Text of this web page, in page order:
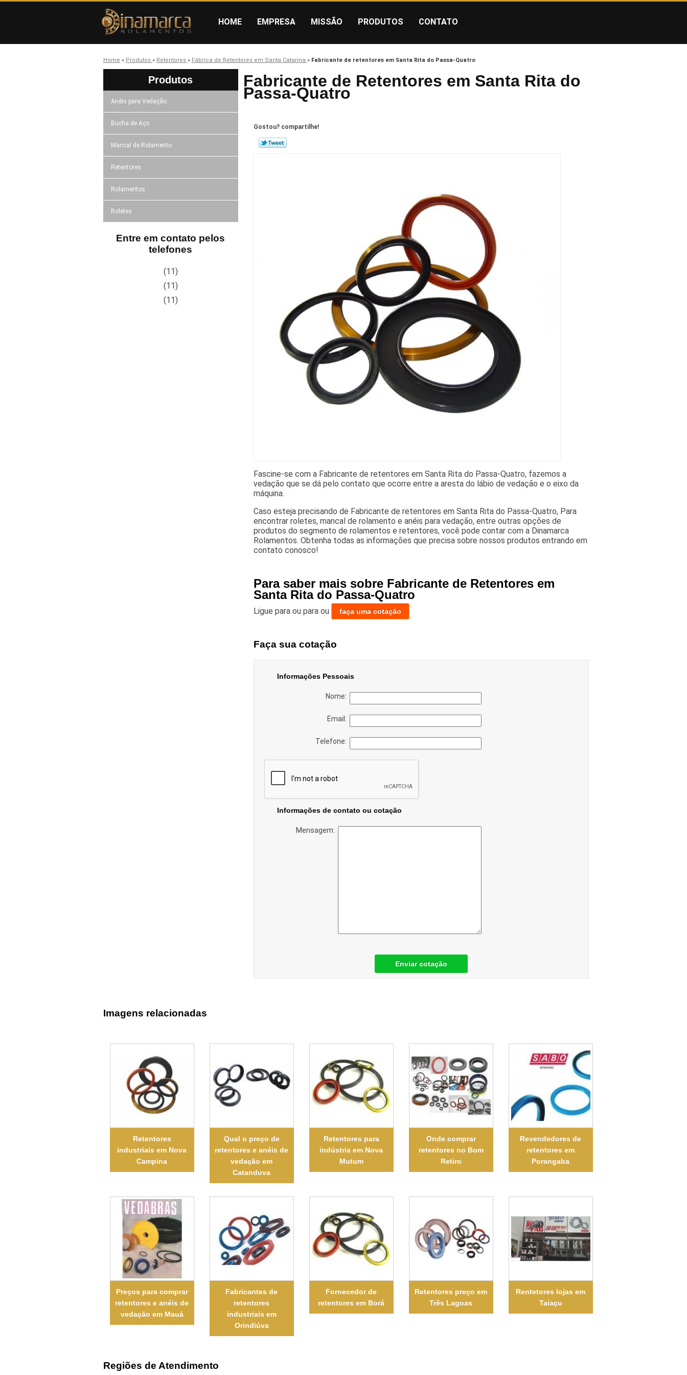
HOME EMPRESA MISSÃO PRODUTOS CONTATO
Home » Produtos » Retentores » Fábrica de Retentores em Santa Catarina » Fabricante de retentores em Santa Rita do Passa-Quatro
Produtos
Anéis para Vedação
Bucha de Aço
Mancal de Rolamento
Retentores
Rolamentos
Roletes
Entre em contato pelos
telefones
(11)
(11)
(11)
Fabricante de Retentores em Santa Rita do
Passa-Quatro
Gostou? compartilhe!
Fascine-se com a Fabricante de retentores em Santa Rita do Passa-Quatro, fazemos a
vedação que se dá pelo contato que ocorre entre a aresta do lábio de vedação e o eixo da
máquina.
Caso esteja precisando de Fabricante de retentores em Santa Rita do Passa-Quatro, Para
encontrar roletes, mancal de rolamento e anéis para vedação, entre outras opções de
produtos do segmento de rolamentos e retentores, você pode contar com a Dinamarca
Rolamentos. Obtenha todas as informações que precisa sobre nossos produtos entrando em
contato conosco!
Para saber mais sobre Fabricante de Retentores em
Santa Rita do Passa-Quatro
Ligue para ou para ou faça uma cotação
Faça sua cotação
Informações Pessoais
Nome:
Email:
Telefone:
Informações de contato ou cotação
Mensagem:
Enviar cotação
Imagens relacionadas
Retentores
industriais em Nova
Campina
Qual o preço de
retentores e anéis de
vedação em
Catanduva
Retentores para
indústria em Nova
Mutum
Onde comprar
retentores no Bom
Retiro
Revendedores de
retentores em
Porangaba
Preços para comprar
retentores e anéis de
vedação em Mauá
Fabricantes de
retentores
industriais em
Orindiúva
Fornecedor de
retentores em Borá
Retentores preço em
Três Lagoas
Rentetores lojas em
Taiaçu
Regiões de Atendimento